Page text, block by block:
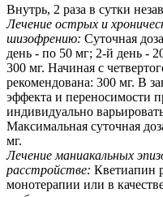
Внутрь, 2 раза в сутки
Лечение острых и
шизофрению: Суточная
день - по 50 мг; 2-й день -
300 мг. Начиная с
рекомендована: 300 мг. В
эффекта и переносимости
индивидуально
Максимальная суточная
мг.
Лечение маниакальных
расстройстве: Кветиапин
монотерапии или в